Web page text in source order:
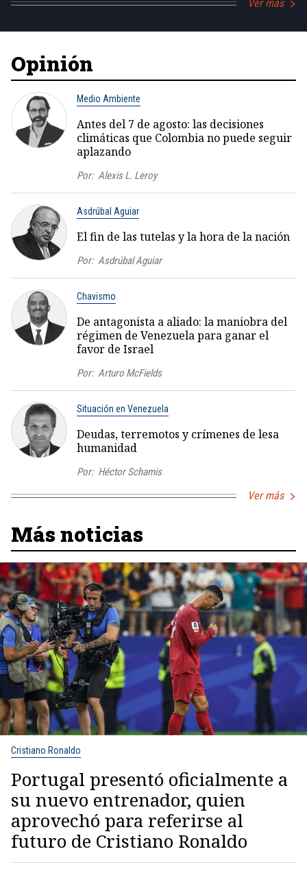
Ver más
Opinión
Medio Ambiente
Antes del 7 de agosto: las decisiones
climáticas que Colombia no puede seguir
aplazando
Por: Alexis L. Leroy
Asdrúbal Aguiar
El fin de las tutelas y la hora de la nación
Por: Asdrúbal Aguiar
Chavismo
De antagonista a aliado: la maniobra del
régimen de Venezuela para ganar el
favor de Israel
Por: Arturo McFields
Situación en Venezuela
Deudas, terremotos y crímenes de lesa
humanidad
Por: Héctor Schamis
Ver más
Más noticias
Cristiano Ronaldo
Portugal presentó oficialmente a
su nuevo entrenador, quien
aprovechó para referirse al
futuro de Cristiano Ronaldo